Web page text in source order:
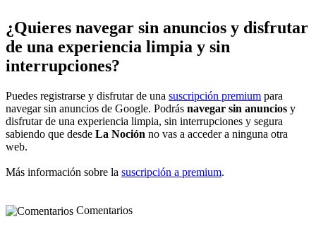
¿Quieres navegar sin anuncios y disfrutar
de una experiencia limpia y sin
interrupciones?
Puedes registrarse y disfrutar de una suscripción premium para
navegar sin anuncios de Google. Podrás navegar sin anuncios y
disfrutar de una experiencia limpia, sin interrupciones y segura
sabiendo que desde La Noción no vas a acceder a ninguna otra
web.
Más información sobre la suscripción a premium.
Comentarios